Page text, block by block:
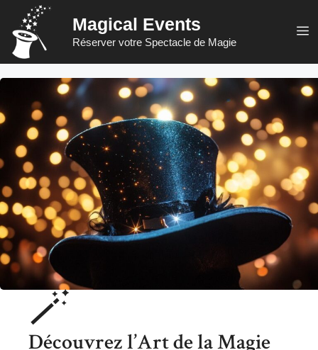
contenu
Magical Events
Réserver votre Spectacle de Magie
🪄
Découvrez l’Art de la Magie